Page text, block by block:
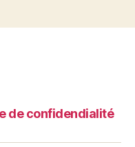
de confidendialité